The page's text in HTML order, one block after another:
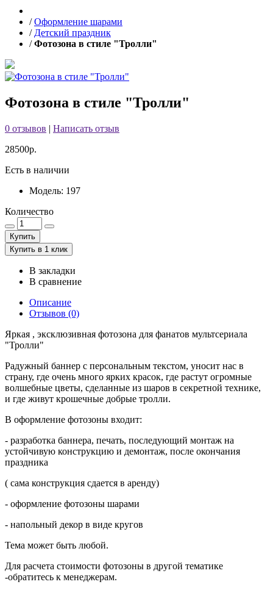
/ Оформление шарами
/ Детский праздник
/ Фотозона в стиле "Тролли"
Фотозона в стиле "Тролли"
0 отзывов | Написать отзыв
28500р.
Есть в наличии
Модель: 197
Количество
Купить
Купить в 1 клик
В закладки
В сравнение
Описание
Отзывов (0)
Яркая , эксклюзивная фотозона для фанатов мультсериала
"Тролли"
Радужный баннер с персональным текстом, уносит нас в
страну, где очень много ярких красок, где растут oгромные
волшебные цветы, сделанные из шаров в секретной технике,
и где живут крошечные добрые тролли.
В оформление фотозоны входит:
- разработка баннера, печать, последующий монтаж на
устойчивую конструкцию и демонтаж, после окончания
праздника
( сама конструкция сдается в аренду)
- оформление фотозоны шарами
- напольный декор в виде кругов
Тема может быть любой.
Для расчета стоимости фотозоны в другой тематике
-обратитесь к менеджерам.